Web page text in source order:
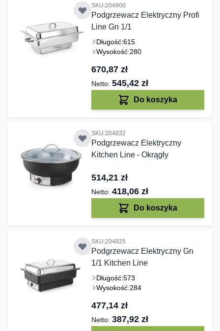
SKU:204900
Podgrzewacz Elektryczny Profi
Line Gn 1/1
Długość:615
Wysokość:280
670,87 zł
545,42 zł
Do koszyka
SKU:204832
Podgrzewacz Elektryczny
Kitchen Line - Okrągły
514,21 zł
418,06 zł
Do koszyka
SKU:204825
Podgrzewacz Elektryczny Gn
1/1 Kitchen Line
Długość:573
Wysokość:284
477,14 zł
387,92 zł